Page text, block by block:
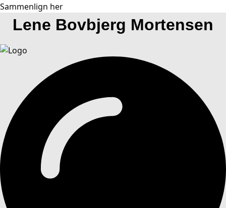
Sammenlign her
Lene Bovbjerg Mortensen